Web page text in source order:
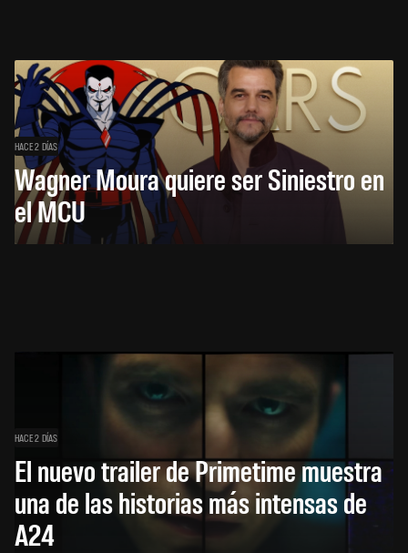
HACE 2 DÍAS
Wagner Moura quiere ser Siniestro en
el MCU
HACE 2 DÍAS
El nuevo trailer de Primetime muestra
una de las historias más intensas de
A24